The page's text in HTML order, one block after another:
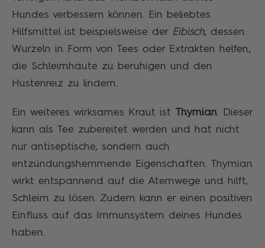
Hundes verbessern können. Ein beliebtes
Hilfsmittel ist beispielsweise der Eibisch, dessen
Wurzeln in Form von Tees oder Extrakten helfen,
die Schleimhäute zu beruhigen und den
Hustenreiz zu lindern.
Ein weiteres wirksames Kraut ist Thymian. Dieser
kann als Tee zubereitet werden und hat nicht
nur antiseptische, sondern auch
entzündungshemmende Eigenschaften. Thymian
wirkt entspannend auf die Atemwege und hilft,
Schleim zu lösen. Zudem kann er einen positiven
Einfluss auf das Immunsystem deines Hundes
haben.